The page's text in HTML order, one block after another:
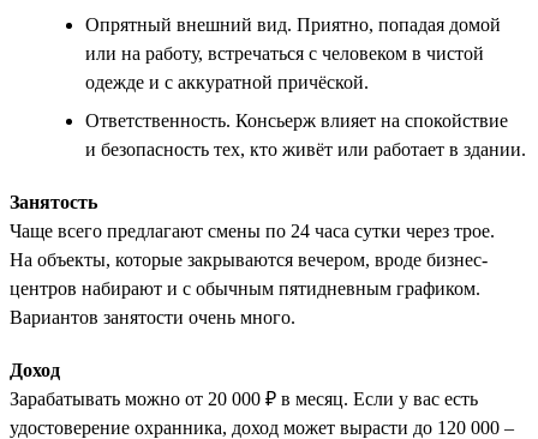
Опрятный внешний вид. Приятно, попадая домой
или на работу, встречаться с человеком в чистой
одежде и с аккуратной причёской.
Ответственность. Консьерж влияет на спокойствие
и безопасность тех, кто живёт или работает в здании.
Занятость
Чаще всего предлагают смены по 24 часа сутки через трое.
На объекты, которые закрываются вечером, вроде бизнес-
центров набирают и с обычным пятидневным графиком.
Вариантов занятости очень много.
Доход
Зарабатывать можно от 20 000 ₽ в месяц. Если у вас есть
удостоверение охранника, доход может вырасти до 120 000 –